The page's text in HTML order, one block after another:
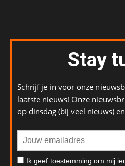
Stay
Schrijf je in voor onze
laatste nieuws! Onze
op dinsdag (bij veel nieuws)
Ik geef toestemming om mij